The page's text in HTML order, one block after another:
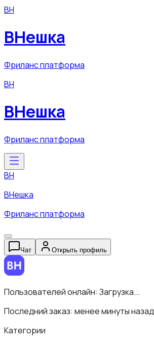
ВН
ВНешка
Фриланс платформа
ВН
ВНешка
Фриланс платформа
ВН
ВНешка
Фриланс платформа
Чат Открыть профиль
Пользователей онлайн: Загрузка...
Последний заказ: менее минуты назад
Категории